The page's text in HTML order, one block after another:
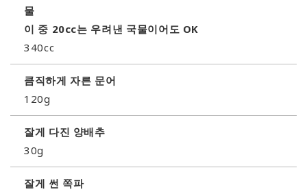
물
이 중 20cc는 우려낸 국물이어도 OK
340cc
큼직하게 자른 문어
120g
잘게 다진 양배추
30g
잘게 썬 쪽파